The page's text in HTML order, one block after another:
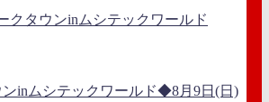
inムシテックワールド◆8月9日(日)